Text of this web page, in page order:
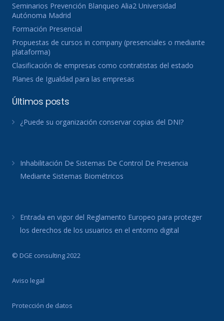
Seminarios Prevención Blanqueo Alia2 Universidad
Autónoma Madrid
Formación Presencial
Propuestas de cursos in company (presenciales o mediante
plataforma)
Clasificación de empresas como contratistas del estado
Planes de Igualdad para las empresas
Últimos posts
¿Puede su organización conservar copias del DNI?
Inhabilitación De Sistemas De Control De Presencia
Mediante Sistemas Biométricos
Entrada en vigor del Reglamento Europeo para proteger
los derechos de los usuarios en el entorno digital
© DGE consulting 2022
Aviso legal
Protección de datos